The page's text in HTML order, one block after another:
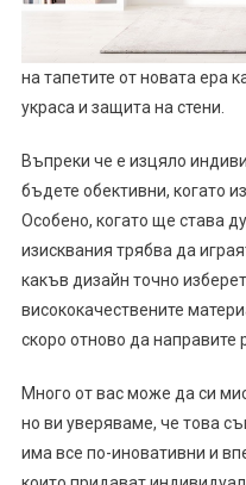
на тапетите от новата ера
украса и защита на стени.
Въпреки че е изцяло
бъдете обективни, когато
Особено, когато ще става
изисквания трябва да
какъв дизайн точно
висококачествените
скоро отново да направите
Много от вас може да си
но ви уверяваме, че това
има все по-иновативни и